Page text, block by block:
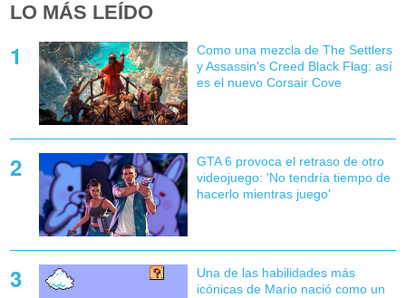
LO MÁS LEÍDO
Como una mezcla de The Settlers
y Assassin's Creed Black Flag: así
es el nuevo Corsair Cove
GTA 6 provoca el retraso de otro
videojuego: 'No tendría tiempo de
hacerlo mientras juego'
Una de las habilidades más
icónicas de Mario nació como un